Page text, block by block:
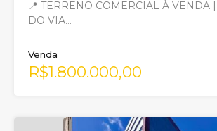
📍 TERRENO COMERCIAL À VENDA
DO VIA…
Venda
R$1.800.000,00